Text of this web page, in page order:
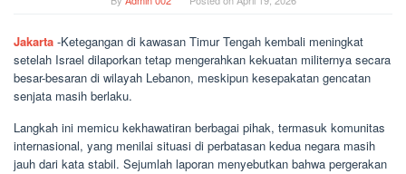
Jakarta -Ketegangan di kawasan Timur Tengah kembali meningkat
setelah Israel dilaporkan tetap mengerahkan kekuatan militernya secara
besar-besaran di wilayah Lebanon, meskipun kesepakatan gencatan
senjata masih berlaku.
Langkah ini memicu kekhawatiran berbagai pihak, termasuk komunitas
internasional, yang menilai situasi di perbatasan kedua negara masih
jauh dari kata stabil. Sejumlah laporan menyebutkan bahwa pergerakan